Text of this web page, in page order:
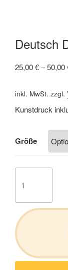
Deutsch
25,00€–50,00
inkl. MwSt. zzgl.
Kunstdruck
Größe
Drahthaar
Menge